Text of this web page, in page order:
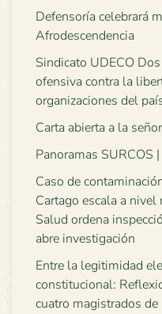
Defensoría celebrará
Afrodescendencia
Sindicato UDECO
ofensiva contra la
organizaciones del
Carta abierta a la
Panoramas SURCOS
Caso de
Cartago escala a
Salud ordena
abre investigación
Entre la legitimidad
constitucional:
cuatro magistrados